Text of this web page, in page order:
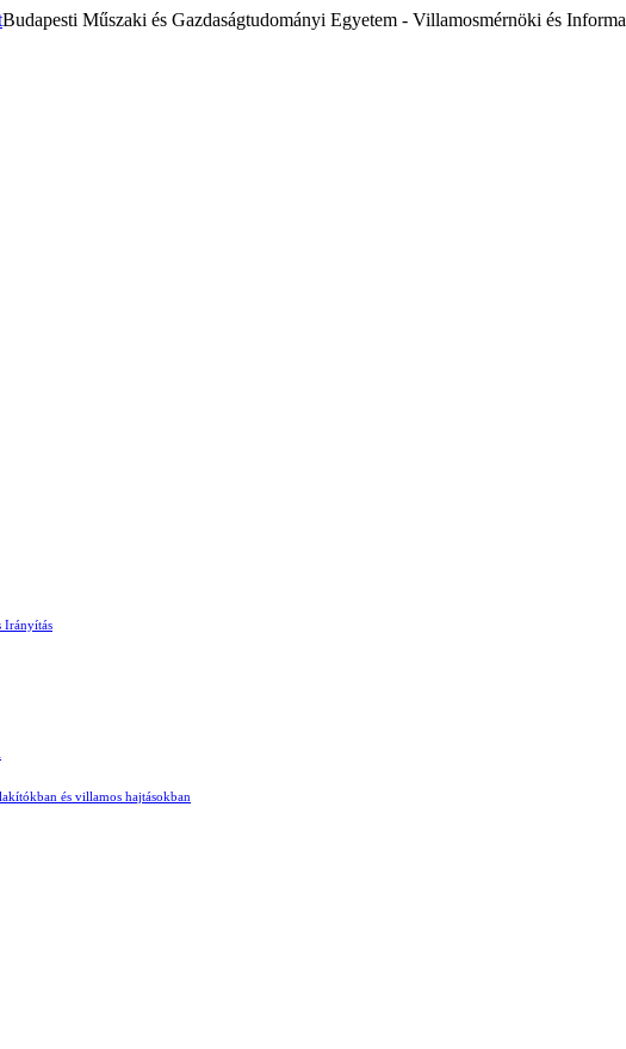
Budapesti Műszaki és Gazdaságtudományi Egyetem - Villamosmérnöki és
Irányítás
és villamos hajtásokban